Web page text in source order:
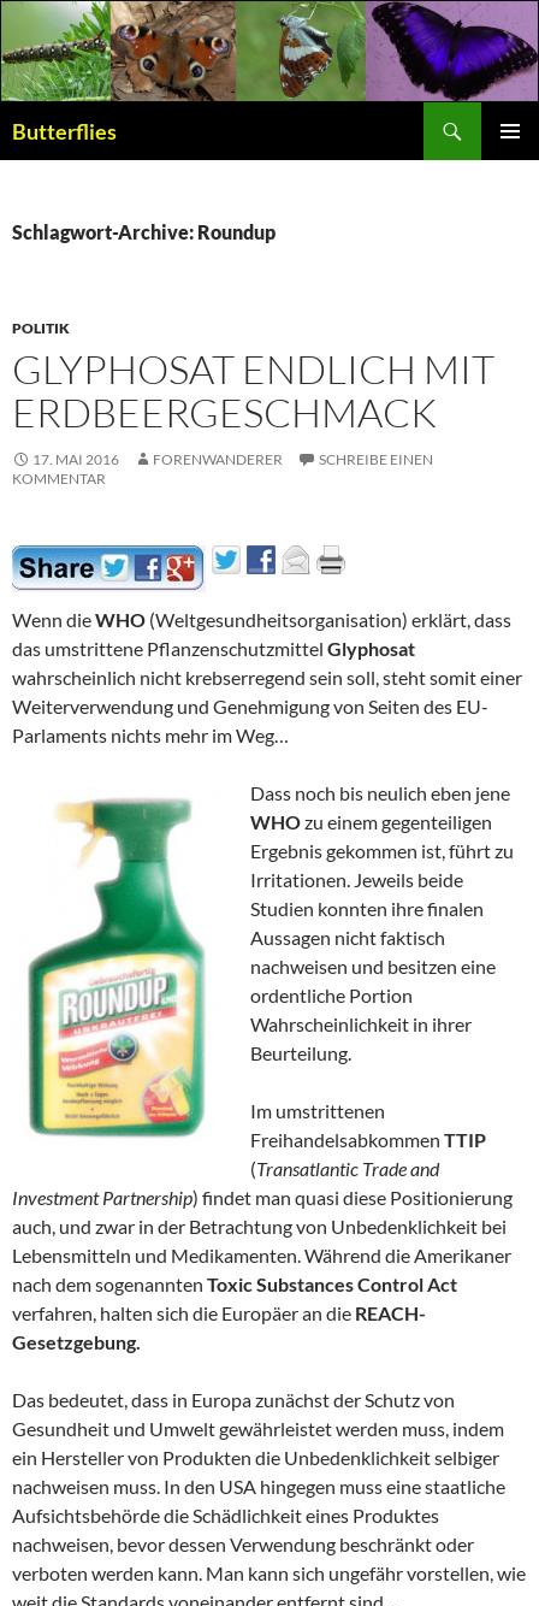
Butterflies
Schlagwort-Archive: Roundup
POLITIK
GLYPHOSAT ENDLICH MIT
ERDBEERGESCHMACK
17. MAI 2016 FORENWANDERER
SCHREIBE EINEN
KOMMENTAR
Wenn dieWHO (Weltgesundheitsorganisation) erklärt, dass
das umstrittene Pflanzenschutzmittel Glyphosat
wahrscheinlich nicht krebserregend sein soll, steht somit einer
Weiterverwendung und Genehmigung von Seiten des EU-
Parlaments nichts mehr im Weg…
Dass noch bis neulich eben jene
WHOzu einem gegenteiligen
Ergebnis gekommen ist, führt zu
Irritationen. Jeweils beide
Studien konnten ihre finalen
Aussagen nicht faktisch
nachweisen und besitzen eine
ordentliche Portion
Wahrscheinlichkeit in ihrer
Beurteilung.
Im umstrittenen
Freihandelsabkommen TTIP
(Transatlantic Trade and
Investment Partnership) findet man quasi diese Positionierung
auch, und zwar in der Betrachtung von Unbedenklichkeit bei
Lebensmitteln und Medikamenten. Während die Amerikaner
nach dem sogenannten Toxic Substances Control Act
verfahren, halten sich die Europäer an die REACH-
Gesetzgebung.
Das bedeutet, dass in Europa zunächst der Schutz von
Gesundheit und Umwelt gewährleistet werden muss, indem
ein Hersteller von Produkten die Unbedenklichkeit selbiger
nachweisen muss. In den USA hingegen muss eine staatliche
Aufsichtsbehörde die Schädlichkeit eines Produktes
nachweisen, bevor dessen Verwendung beschränkt oder
verboten werden kann. Man kann sich ungefähr vorstellen, wie